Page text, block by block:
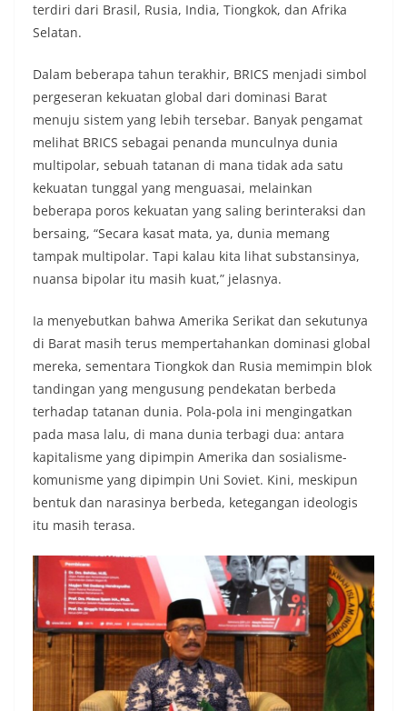
terdiri dari Brasil, Rusia, India, Tiongkok, dan Afrika
Selatan.
Dalam beberapa tahun terakhir, BRICS menjadi simbol
pergeseran kekuatan global dari dominasi Barat
menuju sistem yang lebih tersebar. Banyak pengamat
melihat BRICS sebagai penanda munculnya dunia
multipolar, sebuah tatanan di mana tidak ada satu
kekuatan tunggal yang menguasai, melainkan
beberapa poros kekuatan yang saling berinteraksi dan
bersaing, “Secara kasat mata, ya, dunia memang
tampak multipolar. Tapi kalau kita lihat substansinya,
nuansa bipolar itu masih kuat,” jelasnya.
Ia menyebutkan bahwa Amerika Serikat dan sekutunya
di Barat masih terus mempertahankan dominasi global
mereka, sementara Tiongkok dan Rusia memimpin blok
tandingan yang mengusung pendekatan berbeda
terhadap tatanan dunia. Pola-pola ini mengingatkan
pada masa lalu, di mana dunia terbagi dua: antara
kapitalisme yang dipimpin Amerika dan sosialisme-
komunisme yang dipimpin Uni Soviet. Kini, meskipun
bentuk dan narasinya berbeda, ketegangan ideologis
itu masih terasa.